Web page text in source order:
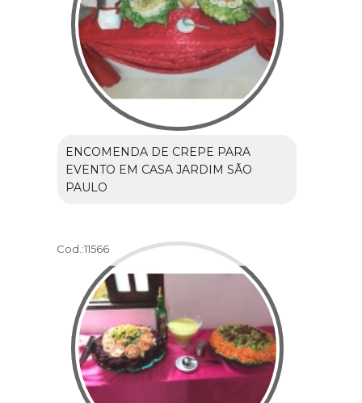
ENCOMENDA DE CREPE PARA
EVENTO EM CASA JARDIM SÃO
PAULO
Cod.:11566